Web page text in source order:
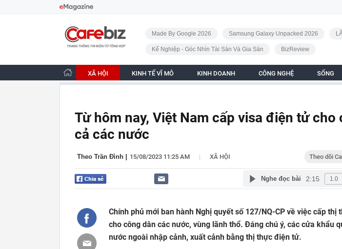
CafeBiz - Trang chủ
Made By Google 2026 Samsung Galaxy Unpacked 2026
Kế Nghiệp - Góc Nhìn Tài Sản Và Gia Sản BizReview
XÃ HỘI KINH TẾ VĨ MÔ KINH DOANH CÔNG NGHỆ SỐNG
Từ hôm nay, Việt Nam cấp visa điện tử cho
cả các nước
Theo Trần Đình 15/08/2023 11:25 AM | XÃ HỘI Theo dõi
Nghe đọc bài 2:15
Chính phủ mới ban hành Nghị quyết số 127/NQ-CP về việc cấp thị
cho công dân các nước, vùng lãnh thổ. Đáng chú ý, các cửa khẩu
nước ngoài nhập cảnh, xuất cảnh bằng thị thực điện tử.